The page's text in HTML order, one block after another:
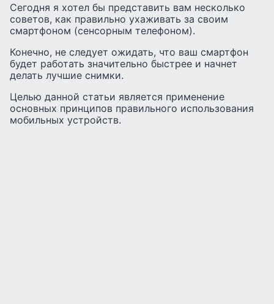
Сегодня я хотел бы представить вам несколько
советов, как правильно ухаживать за своим
смартфоном (сенсорным телефоном).
Конечно, не следует ожидать, что ваш смартфон
будет работать значительно быстрее и начнет
делать лучшие снимки.
Целью данной статьи является применение
основных принципов правильного использования
мобильных устройств.